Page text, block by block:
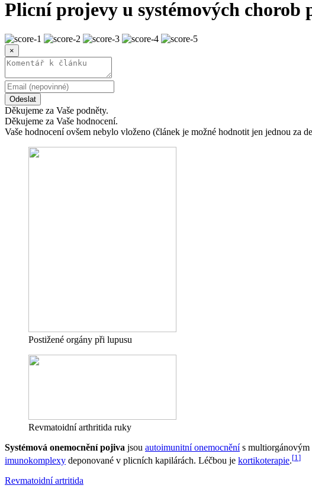
Plicní projevy u systémových chorob
×
Odeslat
Děkujeme za Vaše podněty.
Děkujeme za Vaše hodnocení.
Vaše hodnocení ovšem nebylo vloženo (článek je možné hodnotit jen jednou za
Postižené orgány při lupusu
Revmatoidní arthritida ruky
Systémová onemocnění pojiva jsou autoimunitní onemocněnís multiorgánovým
imunokomplexy deponované v plicních kapilárách. Léčbou je kortikoterapie.[1 ]
Revmatoidní artritida